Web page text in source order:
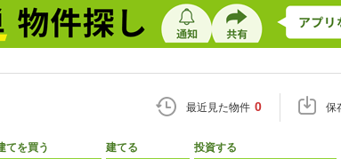
最近見た物件 0 保
てを買う 建てる 投資する